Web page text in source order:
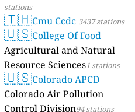
stations
🇹🇭Cmu Ccdc 3437 stations
🇺🇸College Of Food
Agricultural and Natural
Resource Sciences1 stations
🇺🇸Colorado APCD
Colorado Air Pollution
Control Division94 stations